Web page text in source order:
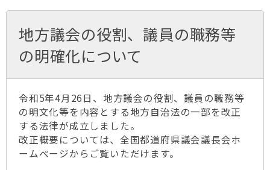
地方議会の役割、議員の職務等
の明確化について
令和5年4月26日、地方議会の役割、議員の職務等
の明文化等を内容とする地方自治法の一部を改正
する法律が成立しました。
改正概要については、全国都道府県議会議長会ホ
ームページからご覧いただけます。